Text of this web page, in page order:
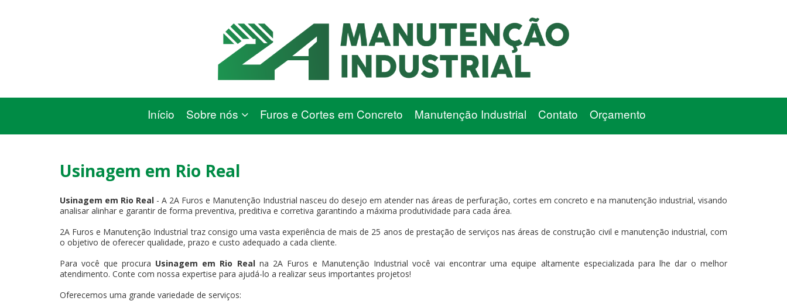
Início Sobre nós Furos e Cortes em Concreto Manutenção Industrial Contato Orçamento
Usinagem em Rio Real
Usinagem em Rio Real - A 2A Furos e Manutenção Industrial nasceu do desejo em atender nas áreas de perfuração, cortes em concreto e na manutenção industrial, visando
analisar alinhar e garantir de forma preventiva, preditiva e corretiva garantindo a máxima produtividade para cada área.
2A Furos e Manutenção Industrial traz consigo uma vasta experiência de mais de 25 anos de prestação de serviços nas áreas de construção civil e manutenção industrial, com
o objetivo de oferecer qualidade, prazo e custo adequado a cada cliente.
Para você que procura Usinagem em Rio Real na 2A Furos e Manutenção Industrial você vai encontrar uma equipe altamente especializada para lhe dar o melhor
atendimento. Conte com nossa expertise para ajudá-lo a realizar seus importantes projetos!
Oferecemos uma grande variedade de serviços: